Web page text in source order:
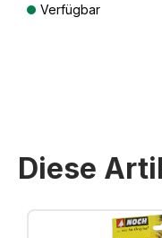
Verfügbar
Diese
Produktgalerie